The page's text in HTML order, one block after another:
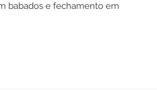
babados e fechamento em